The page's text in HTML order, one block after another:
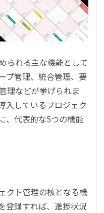
られる主な機能として
プ管理、統合管理、要
理などが挙げられま
入しているプロジェク
、代表的な5つの機能
クト管理の核となる機
登録すれば、進捗状況